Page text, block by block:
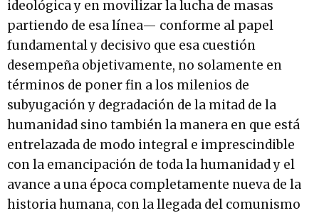
ideológica y en movilizar la lucha de masas
partiendo de esa línea— conforme al papel
fundamental y decisivo que esa cuestión
desempeña objetivamente, no solamente en
términos de poner fin a los milenios de
subyugación y degradación de la mitad de la
humanidad sino también la manera en que está
entrelazada de modo integral e imprescindible
con la emancipación de toda la humanidad y el
avance a una época completamente nueva de la
historia humana, con la llegada del comunismo